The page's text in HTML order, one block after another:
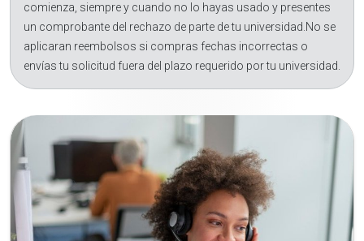
comienza, siempre y cuando no lo hayas usado y presentes
un comprobante del rechazo de parte de tu universidad.No se
aplicaran reembolsos si compras fechas incorrectas o
envías tu solicitud fuera del plazo requerido por tu universidad.